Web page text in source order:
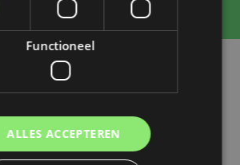
je klaar!
gskbreda@gmail.com
Functioneel
ALLES ACCEPTEREN